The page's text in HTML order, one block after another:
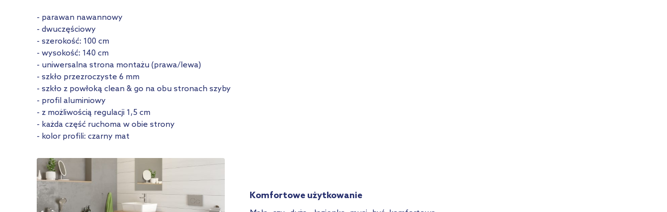
- parawan nawannowy
- dwuczęściowy
- szerokość: 100 cm
- wysokość: 140 cm
- uniwersalna strona montażu (prawa/lewa)
- szkło przezroczyste 6 mm
- szkło z powłoką clean & go na obu stronach szyby
- profil aluminiowy
- z możliwością regulacji 1,5 cm
- każda część ruchoma w obie strony
- kolor profili: czarny mat
Komfortowe użytkowanie